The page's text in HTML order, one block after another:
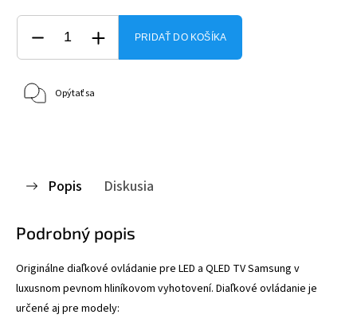
PRIDAŤ DO KOŠÍKA
Opýtať sa
Popis Diskusia
Podrobný popis
Originálne diaľkové ovládanie pre LED a QLED TV Samsung v
luxusnom pevnom hliníkovom vyhotovení. Diaľkové ovládanie je
určené aj pre modely: